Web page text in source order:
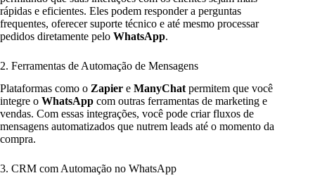
rápidas e eficientes. Eles podem responder a perguntas
frequentes, oferecer suporte técnico e até mesmo processar
pedidos diretamente pelo WhatsApp.
2. Ferramentas de Automação de Mensagens
Plataformas como o Zapier e ManyChatpermitem que você
integre o WhatsApp com outras ferramentas de marketing e
vendas. Com essas integrações, você pode criar fluxos de
mensagens automatizados que nutrem leads até o momento da
compra.
3. CRM com Automação no WhatsApp